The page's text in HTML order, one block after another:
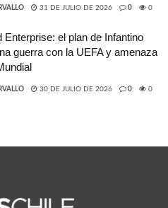
31 DE JULIO DE 2026 0 0
Enterprise: el plan de Infantino
guerra con la UEFA y amenaza
30 DE JULIO DE 2026 0 0